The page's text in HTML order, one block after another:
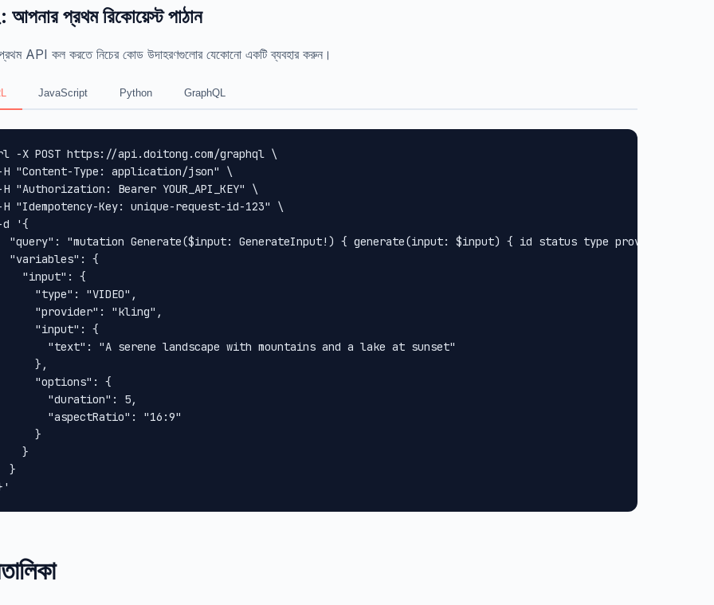
আপনার প্রথম রিকোয়েস্ট পাঠান
API কল করতে নিচের কোড উদাহরণগুলোর যেকোনো একটি ব্যবহার করুন।
JavaScript Python GraphQL
-X POST https://api.doitong.com/graphql \
H "Content-Type: application/json" \
H "Authorization: Bearer YOUR_API_KEY" \
H "Idempotency-Key: unique-request-id-123" \
d '{
"query": "mutation Generate($input: GenerateInput!) { generate(input: $input) { id status type provider url
"variables": {
"input": {
"type": "VIDEO",
"provider": "kling",
"input": {
"text": "A serene landscape with mountains and a lake at sunset"
},
"options": {
"duration": 5,
"aspectRatio": "16:9"
}
}
}